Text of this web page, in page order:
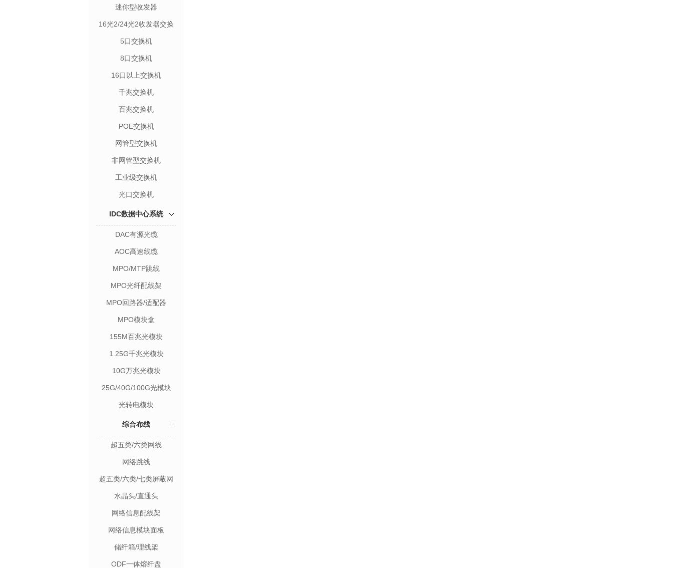
迷你型收发器
16光2/24光2收发器交换
机
5口交换机
8口交换机
16口以上交换机
千兆交换机
百兆交换机
POE交换机
网管型交换机
非网管型交换机
工业级交换机
光口交换机
IDC数据中心系统
DAC有源光缆
AOC高速线缆
MPO/MTP跳线
MPO光纤配线架
MPO回路器/适配器
MPO模块盒
155M百兆光模块
1.25G千兆光模块
10G万兆光模块
25G/40G/100G光模块
光转电模块
综合布线
超五类/六类网线
网络跳线
超五类/六类/七类屏蔽网
水晶头/直通头
网络信息配线架
网络信息模块面板
储纤箱/理线架
ODF一体熔纤盘